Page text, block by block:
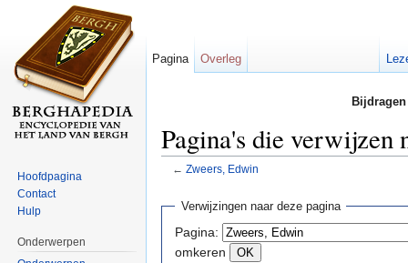
Pagina's die
← Zweers, Edwin
Verwijzingen naar deze pagina
Pagina:
omkeren
Pagina Overleg
Hoofdpagina
Contact
Hulp
Onderwerpen